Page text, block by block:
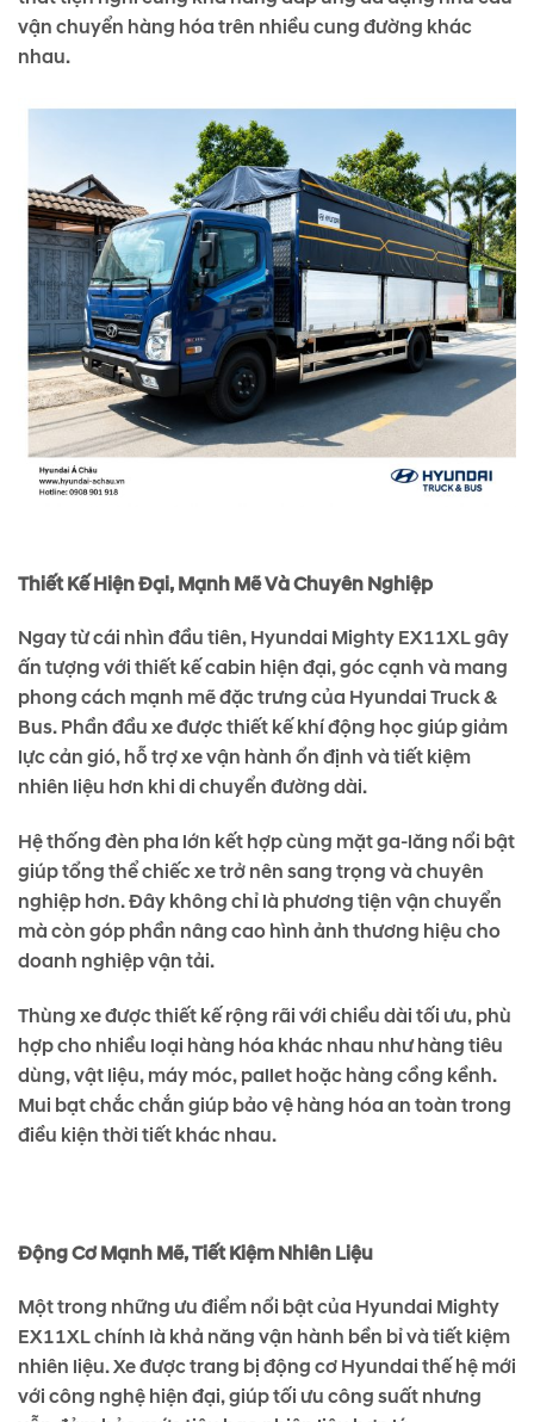
vận chuyển hàng hóa trên nhiều cung đường khác
nhau.
Thiết Kế Hiện Đại, Mạnh Mẽ Và Chuyên Nghiệp
Ngay từ cái nhìn đầu tiên, Hyundai Mighty EX11XL gây
ấn tượng với thiết kế cabin hiện đại, góc cạnh và mang
phong cách mạnh mẽ đặc trưng của Hyundai Truck &
Bus. Phần đầu xe được thiết kế khí động học giúp giảm
lực cản gió, hỗ trợ xe vận hành ổn định và tiết kiệm
nhiên liệu hơn khi di chuyển đường dài.
Hệ thống đèn pha lớn kết hợp cùng mặt ga-lăng nổi bật
giúp tổng thể chiếc xe trở nên sang trọng và chuyên
nghiệp hơn. Đây không chỉ là phương tiện vận chuyển
mà còn góp phần nâng cao hình ảnh thương hiệu cho
doanh nghiệp vận tải.
Thùng xe được thiết kế rộng rãi với chiều dài tối ưu, phù
hợp cho nhiều loại hàng hóa khác nhau như hàng tiêu
dùng, vật liệu, máy móc, pallet hoặc hàng cồng kềnh.
Mui bạt chắc chắn giúp bảo vệ hàng hóa an toàn trong
điều kiện thời tiết khác nhau.
Động Cơ Mạnh Mẽ, Tiết Kiệm Nhiên Liệu
Một trong những ưu điểm nổi bật của Hyundai Mighty
EX11XL chính là khả năng vận hành bền bỉ và tiết kiệm
nhiên liệu. Xe được trang bị động cơ Hyundai thế hệ mới
với công nghệ hiện đại, giúp tối ưu công suất nhưng